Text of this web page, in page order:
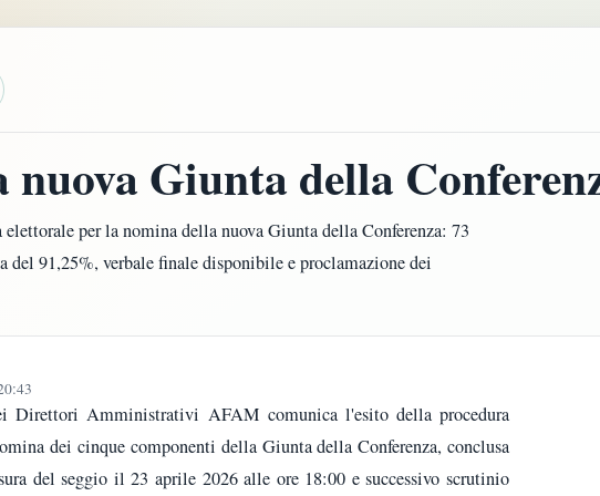
nuova Giunta della
elettorale per la nomina della nuova Giunta della Conferenza: 73
del 91,25%, verbale finale disponibile e proclamazione dei
Direttori Amministrativi AFAM comunica l'esito della procedura
dei cinque componenti della Giunta della Conferenza, conclusa
del seggio il 23 aprile 2026 alle ore 18:00 e successivo scrutinio